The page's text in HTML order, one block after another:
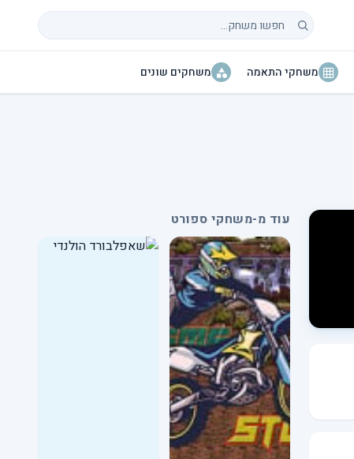
חיפוש משחקים
משחקי התאמה משחקים שונים
עוד מ-משחקי ספורט